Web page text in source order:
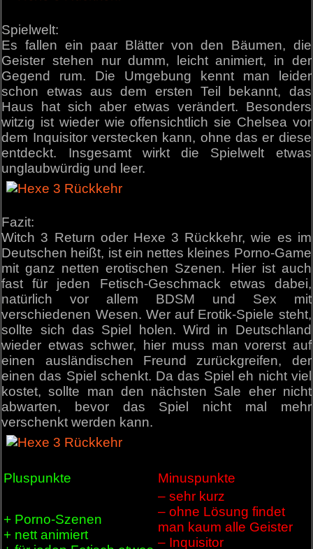
Spielwelt:
Es fallen ein paar Blätter von den Bäumen, die
Geister stehen nur dumm, leicht animiert, in der
Gegend rum. Die Umgebung kennt man leider
schon etwas aus dem ersten Teil bekannt, das
Haus hat sich aber etwas verändert. Besonders
witzig ist wieder wie offensichtlich sie Chelsea vor
dem Inquisitor verstecken kann, ohne das er diese
entdeckt. Insgesamt wirkt die Spielwelt etwas
unglaubwürdig und leer.
Fazit:
Witch 3 Return oder Hexe 3 Rückkehr, wie es im
Deutschen heißt, ist ein nettes kleines Porno-Game
mit ganz netten erotischen Szenen. Hier ist auch
fast für jeden Fetisch-Geschmack etwas dabei,
natürlich vor allem BDSM und Sex mit
verschiedenen Wesen. Wer auf Erotik-Spiele steht,
sollte sich das Spiel holen. Wird in Deutschland
wieder etwas schwer, hier muss man vorerst auf
einen ausländischen Freund zurückgreifen, der
einen das Spiel schenkt. Da das Spiel eh nicht viel
kostet, sollte man den nächsten Sale eher nicht
abwarten, bevor das Spiel nicht mal mehr
verschenkt werden kann.
Pluspunkte Minuspunkte
+ Porno-Szenen
+ nett animiert
– sehr kurz
– ohne Lösung findet
man kaum alle Geister
– Inquisitor